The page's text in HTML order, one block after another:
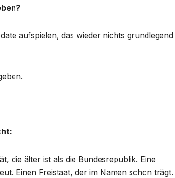
aufspielen, das wieder nichts grundlegend
die älter ist als die Bundesrepublik. Eine
Einen Freistaat, der im Namen schon trägt.